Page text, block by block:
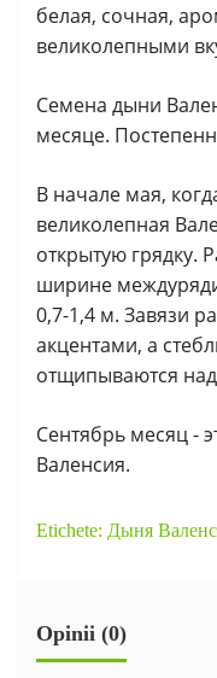
белая, сочная,
великолепными
Семена дыни
месяце.
В начале мая,
великолепная
открытую грядку.
ширине
0,7-1,4 м. Завязи
акцентами, а
отщипываются
Сентябрь месяц -
Валенсия.
Etichete: Дыня
Opinii (0)